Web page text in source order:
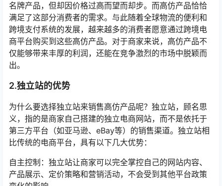
名牌产品，但却因价格过高而望而却步。而高仿产品恰恰
满足了这部分消费者的需求。与此随着全球物流的便利和
跨境支付系统的发展，越来越多的消费者愿意通过跨境电
商平台购买到这些高仿产品。对于商家来说，高仿产品不
仅能够带来丰厚的利润，还能在竞争激烈的市场中脱颖而
出。
2.独立站的优势
为什么要选择独立站来销售高仿产品呢？独立站，顾名思
义，指的是商家自己搭建的独立电商网站，而不是依托于
第三方平台（如亚马逊、eBay等）的销售渠道。独立站相
比传统的电商平台，具有以下几大优势：
自主控制：独立站让商家可以完全掌控自己的网站内容、
产品展示、定价策略和营销活动，不会受到其他平台政策